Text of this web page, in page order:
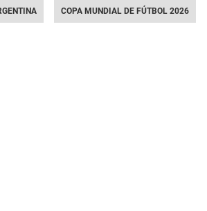
COPA MUNDIAL DE FÚTBOL 2026